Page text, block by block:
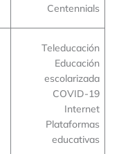
Centennials
Teleducación
Educación
escolarizada
COVID-19
Internet
Plataformas
educativas